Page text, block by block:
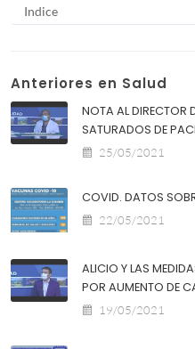
Indice
Anteriores en Salud
NOTA AL DIRECTOR
SATURADOS DE
25/05/2021
COVID. DATOS
22/05/2021
ALICIO Y LAS
POR AUMENTO DE
19/05/2021